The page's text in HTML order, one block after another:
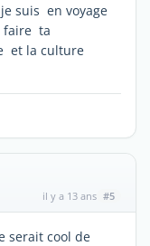
suis en voyage
faire ta
et la culture
il y a 13 ans #5
serait cool de